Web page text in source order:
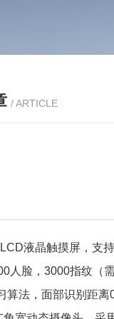
/ ARTICLE
液晶触摸屏，支
人脸，3000指纹（
算法，面部识别距